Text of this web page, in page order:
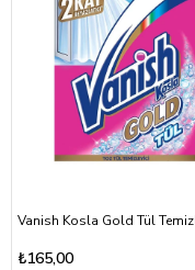
₺165,00